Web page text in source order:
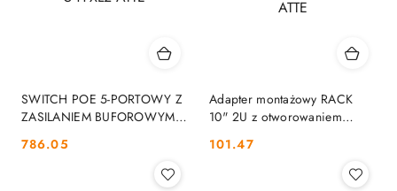
SWITCH POE 5-PORTOWY Z
ZASILANIEM BUFOROWYM
Cena:
786.05
Adapter montażowy RACK
10" 2U z otworowaniem
2U2 ATTE
Cena:
101.47